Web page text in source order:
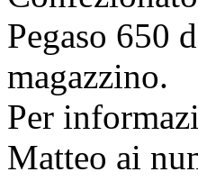
Pegaso 650
magazzino.
Per
Matteo ai